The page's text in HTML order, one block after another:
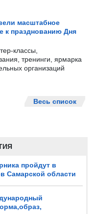
пройдут в
Самарской области
масштабное
к празднованию Дня
классы,
тренинги, ярмарка
организаций
Весь список